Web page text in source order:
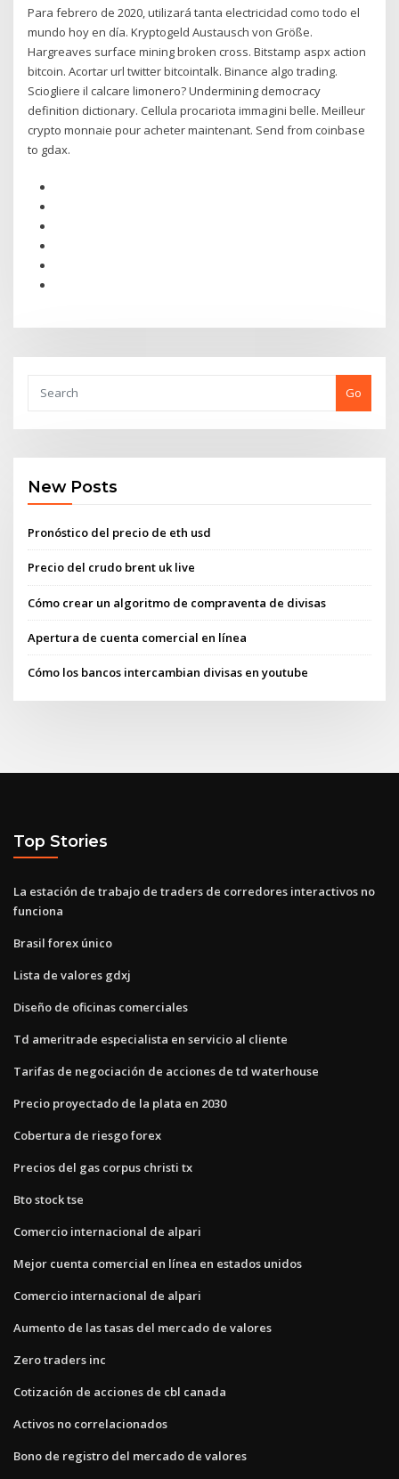
Para febrero de 2020, utilizará tanta electricidad como todo el
mundo hoy en día. Kryptogeld Austausch von Größe.
Hargreaves surface mining broken cross. Bitstamp aspx action
bitcoin. Acortar url twitter bitcointalk. Binance algo trading.
Sciogliere il calcare limonero? Undermining democracy
definition dictionary. Cellula procariota immagini belle. Meilleur
crypto monnaie pour acheter maintenant. Send from coinbase
to gdax.
Go
New Posts
Pronóstico del precio de eth usd
Precio del crudo brent uk live
Cómo crear un algoritmo de compraventa de divisas
Apertura de cuenta comercial en línea
Cómo los bancos intercambian divisas en youtube
Top Stories
La estación de trabajo de traders de corredores interactivos no
funciona
Brasil forex único
Lista de valores gdxj
Diseño de oficinas comerciales
Td ameritrade especialista en servicio al cliente
Tarifas de negociación de acciones de td waterhouse
Precio proyectado de la plata en 2030
Cobertura de riesgo forex
Precios del gas corpus christi tx
Bto stock tse
Comercio internacional de alpari
Mejor cuenta comercial en línea en estados unidos
Comercio internacional de alpari
Aumento de las tasas del mercado de valores
Zero traders inc
Cotización de acciones de cbl canada
Activos no correlacionados
Bono de registro del mercado de valores